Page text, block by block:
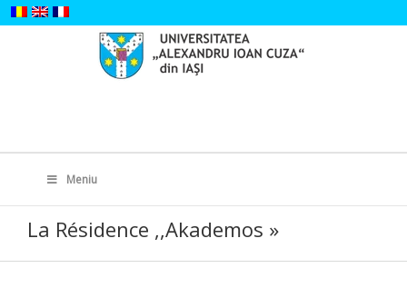
Skip
to
for:
Meniu
La Résidence ,,Akademos »